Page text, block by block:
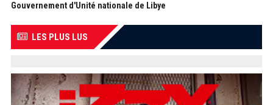
Gouvernement d'Unité nationale de Libye
LES PLUS LUS